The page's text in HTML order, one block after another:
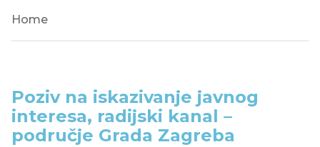
Home
Poziv na iskazivanje javnog
interesa, radijski kanal –
područje Grada Zagreba